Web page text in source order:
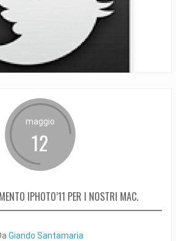
maggio
12
IPHOTO’11 PER I NOSTRI MAC.
Giando Santamaria